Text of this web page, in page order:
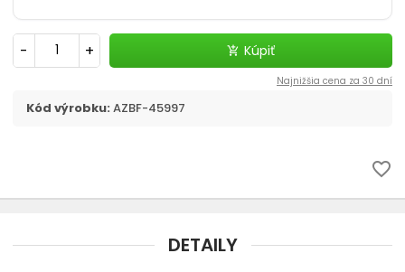
Štrky, substráty - akvaristika
CO2 v akvariu
Akvaristické pomôcky
Pozadia do akvária
- + add_shopping_cart Kúpiť
Najnižšia cena za 30 dní
Kód výrobku: AZBF-45997
favorite_border
DETAILY